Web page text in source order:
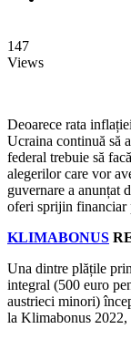
147
Views
Deoarece rata
Ucraina continuă să
federal trebuie să
alegerilor care vor
guvernare a anunțat
oferi sprijin financiar
KLIMABONUS
Una dintre plățile
integral (500 euro
austrieci minori)
la Klimabonus 2022,